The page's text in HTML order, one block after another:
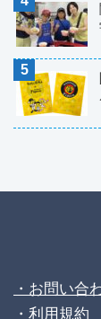
・お問い合
・利用規約